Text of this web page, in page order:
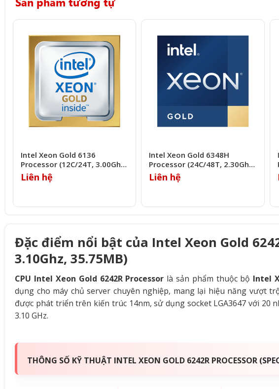
Intel Xeon Gold 6136
Processor (12C/24T, 3.00Ghz,
24.75MB)
Liên hệ
Intel Xeon Gold 6348H
Processor (24C/48T, 2.30Ghz,
33MB)
Liên hệ
Đặc điểm nổi bật của Intel Xeon Gold
3.10Ghz, 35.75MB)
CPU Intel Xeon Gold 6242R Processor là sản phẩm thuộc bộ Intel
dụng cho máy chủ server chuyên nghiệp, mang lại hiệu năng vượt
được phát triển trên kiến trúc 14nm, sử dụng socket LGA3647 với 20
3.10 GHz.
THÔNG SỐ KỸ THUẬT INTEL XEON GOLD 6242R PROCESSOR